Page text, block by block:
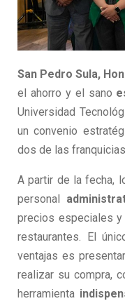
San Pedro Sula,
el ahorro y el sano
Universidad
un convenio
dos de las
A partir de la fecha,
personal
precios especiales y
restaurantes. El
ventajas es
realizar su compra,
herramienta